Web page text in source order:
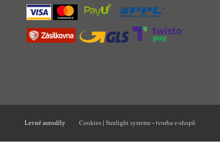
Levné autodíly Cookies | Sunlight systems - tvorba e-shopů